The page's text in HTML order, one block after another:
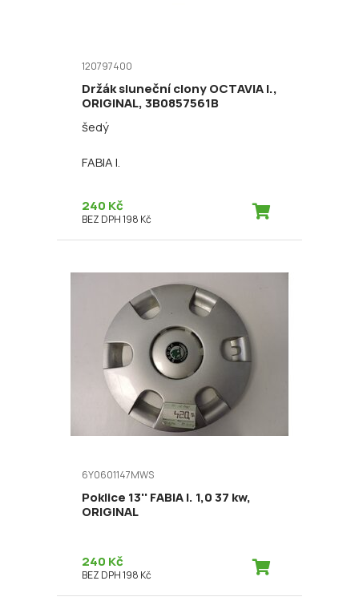
120797400
Držák sluneční clony OCTAVIA I.,
ORIGINAL, 3B0857561B
šedý
FABIA I.
240 Kč
BEZ DPH 198 Kč
6Y0601147MWS
Poklice 13'' FABIA I. 1,0 37 kw,
ORIGINAL
240 Kč
BEZ DPH 198 Kč